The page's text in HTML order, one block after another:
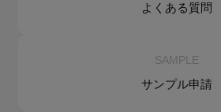
よくある質問
SAMPLE
サンプル申請